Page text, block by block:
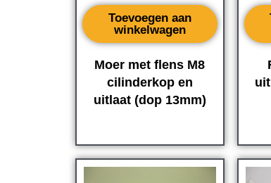
Moer met flens M8
cilinderkop en
uitlaat (dop 13mm)
Toevoegen aan
winkelwagen